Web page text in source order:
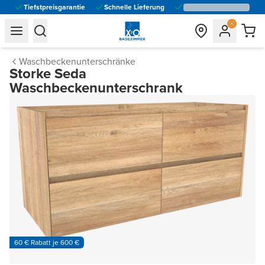
Tiefstpreisgarantie Schnelle Lieferung
general.navigation.toggle_menu.label
general.navigation.toggle_menu.label
Waschbeckenunterschränke
Storke Seda
Waschbeckenunterschrank
60 € Rabatt je 600 €